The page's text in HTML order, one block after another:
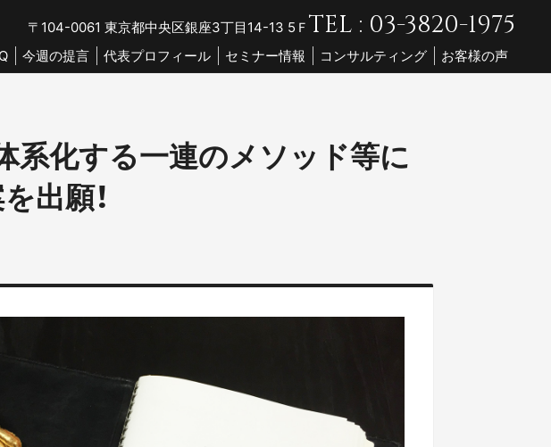
〒104-0061 東京都中央区銀座3丁目14-13 5Ｆ TEL : 03-3820-1975
今週の提言 代表プロフィール セミナー情報 コンサルティング お客様の声
系化する一連のメソッド等に
出願！